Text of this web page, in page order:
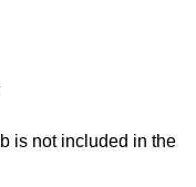
is not included in the